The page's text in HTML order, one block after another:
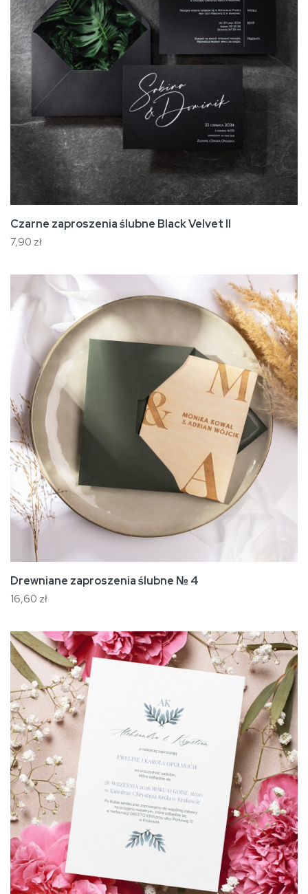
Czarne zaproszenia ślubne Black Velvet II
7,90 zł
Drewniane zaproszenia ślubne № 4
16,60 zł